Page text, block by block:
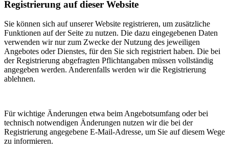
Registrierung auf dieser Website
Sie können sich auf unserer Website registrieren, um zusätzliche
Funktionen auf der Seite zu nutzen. Die dazu eingegebenen Daten
verwenden wir nur zum Zwecke der Nutzung des jeweiligen
Angebotes oder Dienstes, für den Sie sich registriert haben. Die bei
der Registrierung abgefragten Pflichtangaben müssen vollständig
angegeben werden. Anderenfalls werden wir die Registrierung
ablehnen.
Für wichtige Änderungen etwa beim Angebotsumfang oder bei
technisch notwendigen Änderungen nutzen wir die bei der
Registrierung angegebene E-Mail-Adresse, um Sie auf diesem Wege
zu informieren.